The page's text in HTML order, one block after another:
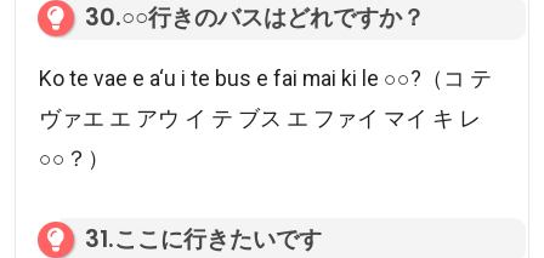
30.○○行きのバスはどれですか？
Ko te vae e a‘u i te bus e fai mai ki le ○○?（コ テ
ヴァエ エ アウ イ テ ブス エ ファイ マイ キ レ
○○？）
31.ここに行きたいです